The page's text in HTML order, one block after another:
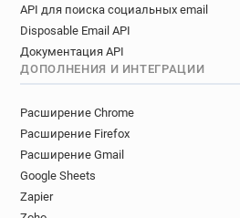
API для поиска социальных email
Disposable Email API
Документация API
ДОПОЛНЕНИЯ И ИНТЕГРАЦИИ
Расширение Chrome
Расширение Firefox
Расширение Gmail
Google Sheets
Zapier